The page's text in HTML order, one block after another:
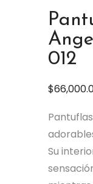
012
$
Su